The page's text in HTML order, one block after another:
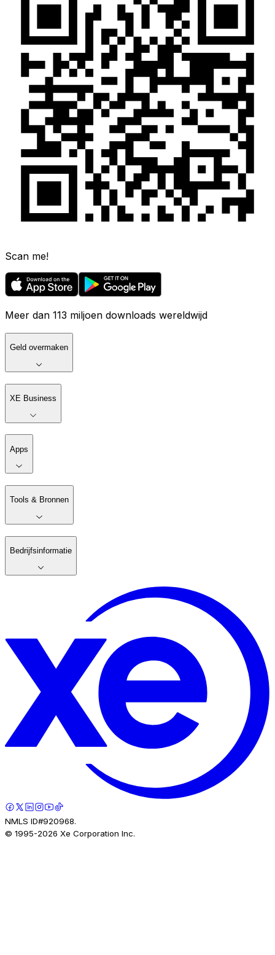
Scan me!
Meer dan 113 miljoen downloads wereldwijd
Geld overmaken
XE Business
Apps
Tools & Bronnen
Bedrijfsinformatie
NMLS ID#920968.
© 1995-2026 Xe Corporation Inc.